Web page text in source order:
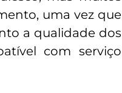
uma vez que
a qualidade dos
com serviço